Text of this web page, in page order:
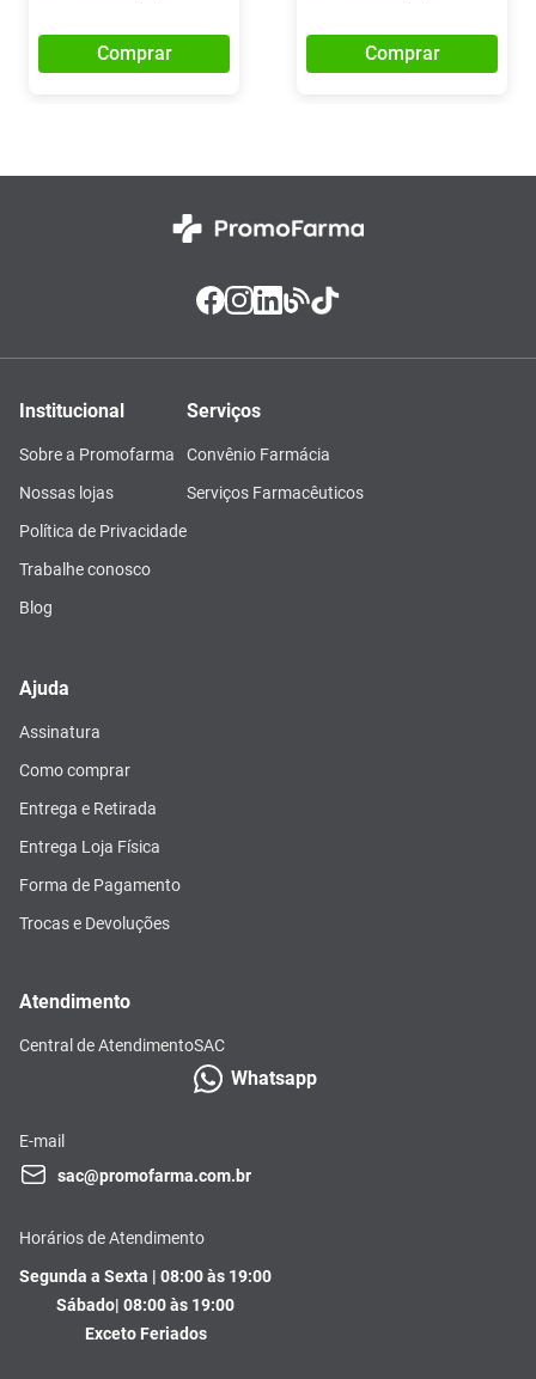
Comprar Comprar
Institucional
Sobre a Promofarma
Nossas lojas
Política de Privacidade
Trabalhe conosco
Blog
Serviços
Convênio Farmácia
Serviços Farmacêuticos
Ajuda
Assinatura
Como comprar
Entrega e Retirada
Entrega Loja Física
Forma de Pagamento
Trocas e Devoluções
Atendimento
Central de AtendimentoSAC
Whatsapp
E-mail
sac@promofarma.com.br
Horários de Atendimento
Segunda a Sexta | 08:00 às 19:00
Sábado| 08:00 às 19:00
Exceto Feriados